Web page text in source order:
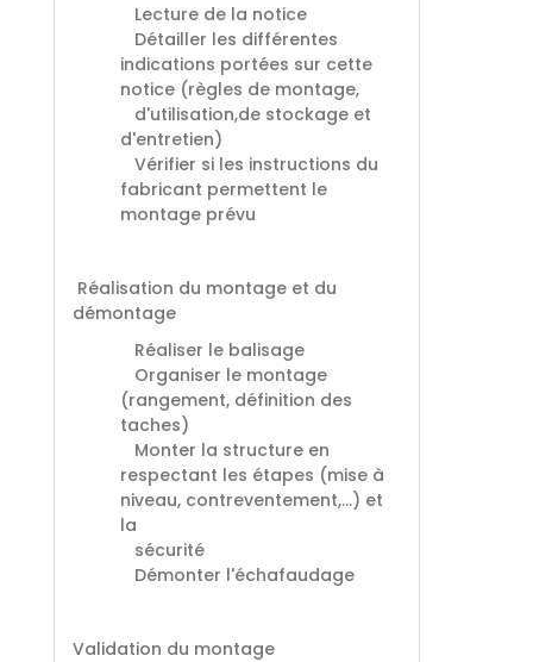
Lecture de la notice
Détailler les différentes
indications portées sur cette
notice (règles de montage,
d'utilisation,de stockage et
d'entretien)
Vérifier si les instructions du
fabricant permettent le
montage prévu
Réalisation du montage et du
démontage
Réaliser le balisage
Organiser le montage
(rangement, définition des
taches)
Monter la structure en
respectant les étapes (mise à
niveau, contreventement,…) et
la
sécurité
Démonter l'échafaudage
Validation du montage